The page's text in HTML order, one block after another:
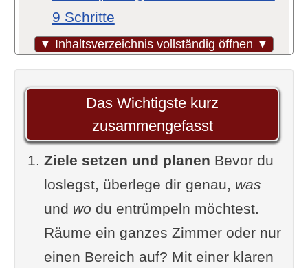
▼ Inhaltsverzeichnis vollständig öffnen ▼
9 Schritte
Schritt 1: Ziele festlegen
Schritt 2: Vorbereitung
Schritt 3: Durchführung
Schritt 4: Organisation des
Entrümpelungsprozesses
Schritt 5: Durchführung der
Entrümpelung
Schritt 6: Verkaufe oder
verschenke ungewollte
Gegenstände
Das Wichtigste kurz
zusammengefasst
Ziele setzen und planen Bevor du
loslegst, überlege dir genau, was
und wo du entrümpeln möchtest.
Räume ein ganzes Zimmer oder nur
einen Bereich auf? Mit einer klaren